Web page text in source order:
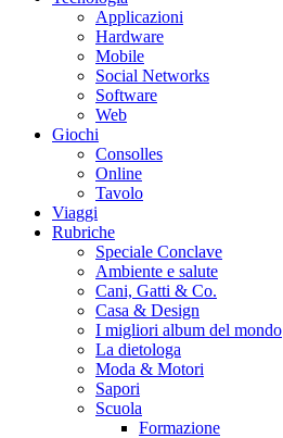
Applicazioni
Hardware
Mobile
Social Networks
Software
Web
Giochi
Consolles
Online
Tavolo
Viaggi
Rubriche
Speciale Conclave
Ambiente e salute
Cani, Gatti & Co.
Casa & Design
I migliori album del mondo
La dietologa
Moda & Motori
Sapori
Scuola
Formazione